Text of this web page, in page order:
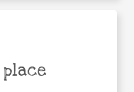
place